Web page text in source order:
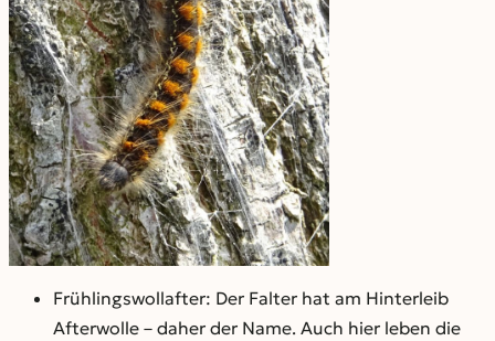
Frühlingswollafter: Der Falter hat am Hinterleib
Afterwolle – daher der Name. Auch hier leben die